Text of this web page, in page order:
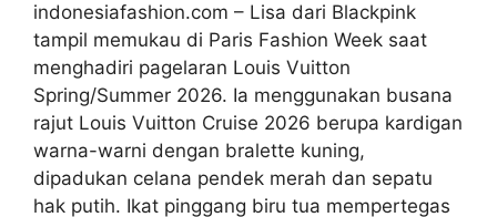
indonesiafashion.com – Lisa dari Blackpink
tampil memukau di Paris Fashion Week saat
menghadiri pagelaran Louis Vuitton
Spring/Summer 2026. Ia menggunakan busana
rajut Louis Vuitton Cruise 2026 berupa kardigan
warna-warni dengan bralette kuning,
dipadukan celana pendek merah dan sepatu
hak putih. Ikat pinggang biru tua mempertegas